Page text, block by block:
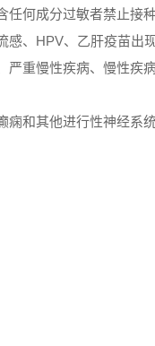
任何成分过敏者禁止接种
感、HPV、乙肝疫苗出
严重慢性疾病、慢性疾
痫和其他进行性神经系